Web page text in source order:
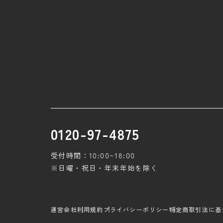
0120-97-4875
受付時間：10:00~18:00
※日曜・祝日・年末年始を除く
運営会社利用規約 プライバシーポリシー特定商取引法に